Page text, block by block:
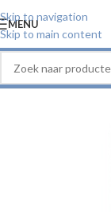
Skip to navigation
Skip to main content
MENU